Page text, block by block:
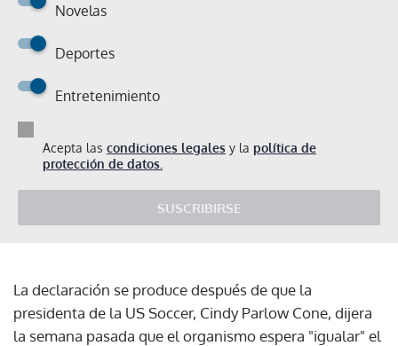
Novelas
Deportes
Entretenimiento
Acepta las condiciones legales y la política de
protección de datos.
SUSCRIBIRSE
La declaración se produce después de que la
presidenta de la US Soccer, Cindy Parlow Cone, dijera
la semana pasada que el organismo espera "igualar" el